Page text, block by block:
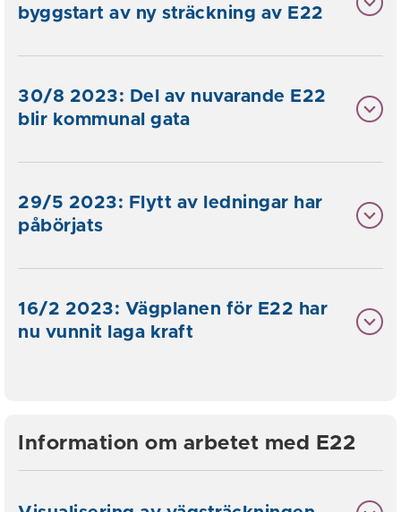
byggstart av ny sträckning av E22
30/8 2023: Del av nuvarande E22
blir kommunal gata
29/5 2023: Flytt av ledningar har
påbörjats
16/2 2023: Vägplanen för E22 har
nu vunnit laga kraft
Information om arbetet med E22